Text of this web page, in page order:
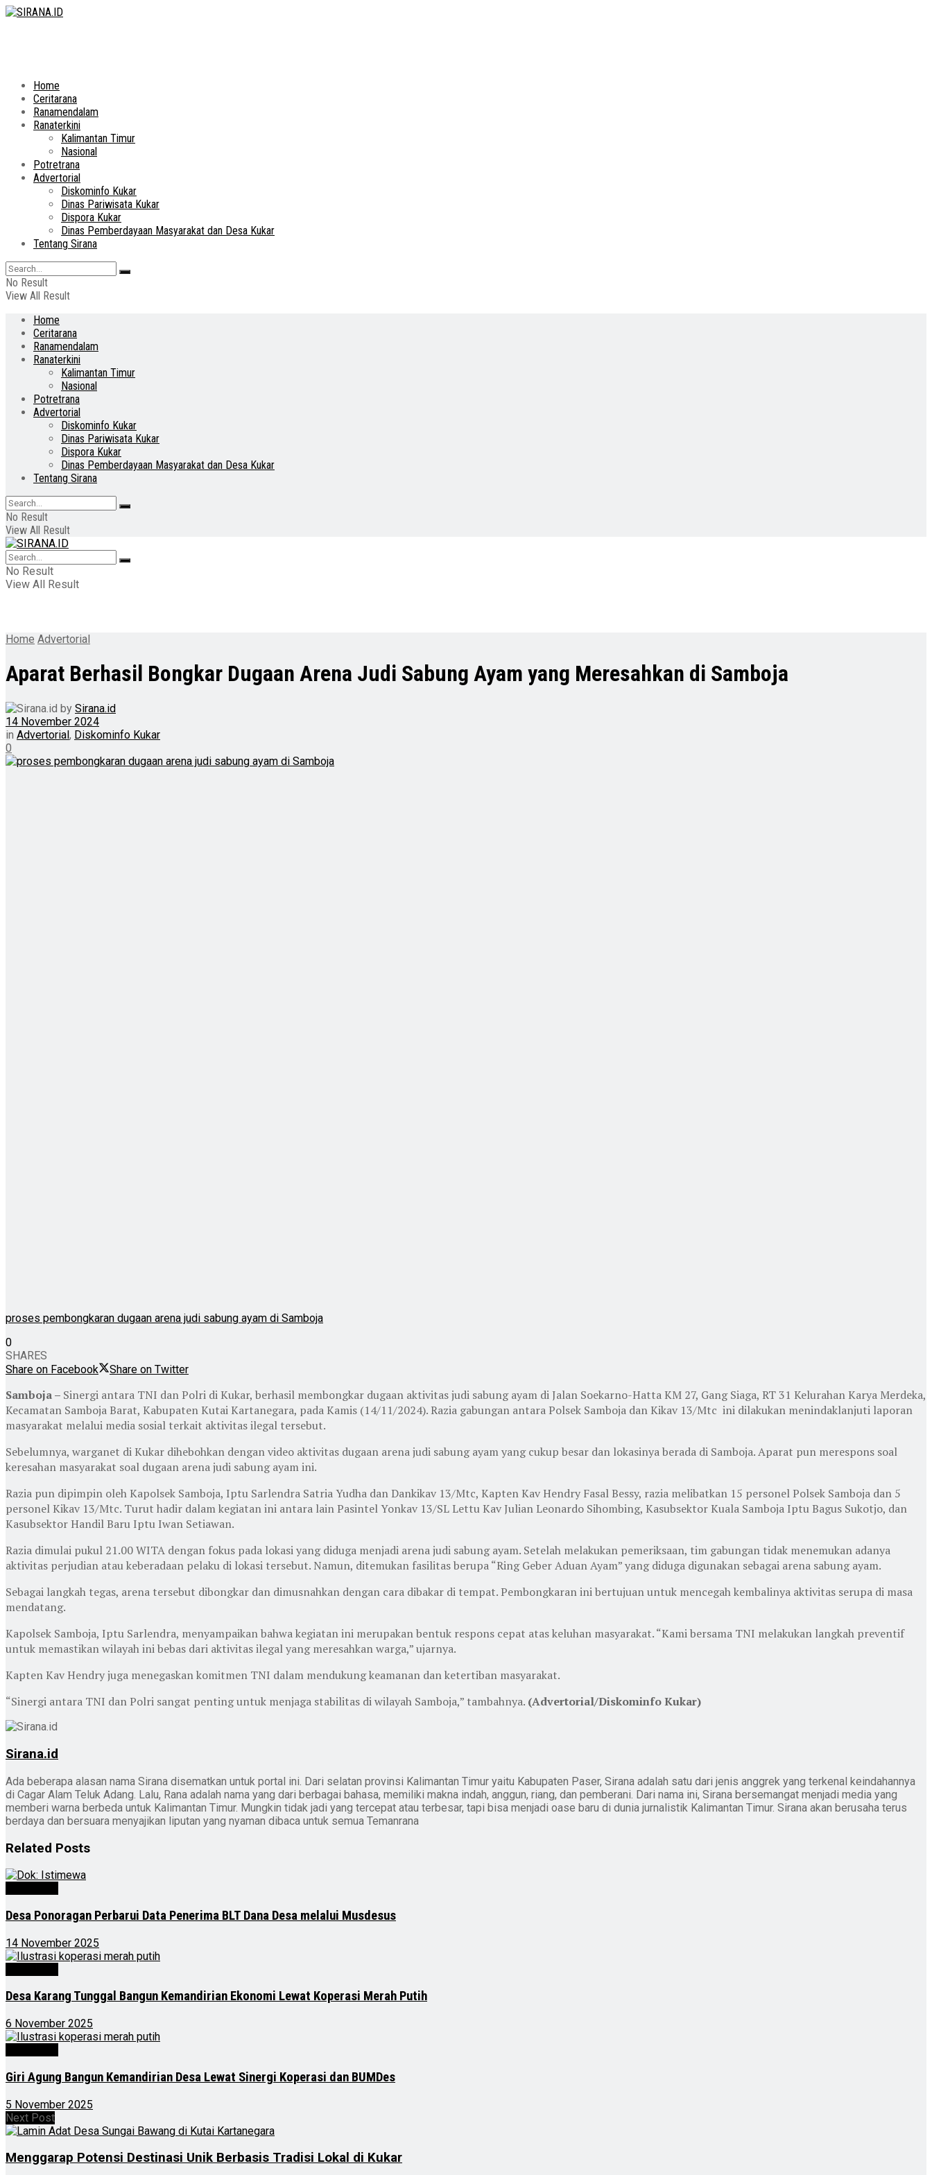
Home
Ceritarana
Ranamendalam
Ranaterkini
Kalimantan Timur
Nasional
Potretrana
Advertorial
Diskominfo Kukar
Dinas Pariwisata Kukar
Dispora Kukar
Dinas Pemberdayaan Masyarakat dan Desa Kukar
Tentang Sirana
No Result
View All Result
Home
Ceritarana
Ranamendalam
Ranaterkini
Kalimantan Timur
Nasional
Potretrana
Advertorial
Diskominfo Kukar
Dinas Pariwisata Kukar
Dispora Kukar
Dinas Pemberdayaan Masyarakat dan Desa Kukar
Tentang Sirana
No Result
View All Result
No Result
View All Result
Home Advertorial
Aparat Berhasil Bongkar Dugaan Arena Judi Sabung Ayam yang Meresahkan di Samboja
by Sirana.id
14 November 2024
in Advertorial, Diskominfo Kukar
0
proses pembongkaran dugaan arena judi sabung ayam di Samboja
0
SHARES
Share on Facebook
Share on Twitter
Samboja – Sinergi antara TNI dan Polri di Kukar, berhasil membongkar dugaan aktivitas judi sabung ayam di Jalan Soekarno-Hatta KM 27, Gang Siaga, RT 31 Kelurahan Karya Merdeka,
Kecamatan Samboja Barat, Kabupaten Kutai Kartanegara, pada Kamis (14/11/2024). Razia gabungan antara Polsek Samboja dan Kikav 13/Mtc ini dilakukan menindaklanjuti laporan
masyarakat melalui media sosial terkait aktivitas ilegal tersebut.
Sebelumnya, warganet di Kukar dihebohkan dengan video aktivitas dugaan arena judi sabung ayam yang cukup besar dan lokasinya berada di Samboja. Aparat pun merespons soal
keresahan masyarakat soal dugaan arena judi sabung ayam ini.
Razia pun dipimpin oleh Kapolsek Samboja, Iptu Sarlendra Satria Yudha dan Dankikav 13/Mtc, Kapten Kav Hendry Fasal Bessy, razia melibatkan 15 personel Polsek Samboja dan 5
personel Kikav 13/Mtc. Turut hadir dalam kegiatan ini antara lain Pasintel Yonkav 13/SL Lettu Kav Julian Leonardo Sihombing, Kasubsektor Kuala Samboja Iptu Bagus Sukotjo, dan
Kasubsektor Handil Baru Iptu Iwan Setiawan.
Razia dimulai pukul 21.00 WITA dengan fokus pada lokasi yang diduga menjadi arena judi sabung ayam. Setelah melakukan pemeriksaan, tim gabungan tidak menemukan adanya
aktivitas perjudian atau keberadaan pelaku di lokasi tersebut. Namun, ditemukan fasilitas berupa “Ring Geber Aduan Ayam” yang diduga digunakan sebagai arena sabung ayam.
Sebagai langkah tegas, arena tersebut dibongkar dan dimusnahkan dengan cara dibakar di tempat. Pembongkaran ini bertujuan untuk mencegah kembalinya aktivitas serupa di masa
mendatang.
Kapolsek Samboja, Iptu Sarlendra, menyampaikan bahwa kegiatan ini merupakan bentuk respons cepat atas keluhan masyarakat. “Kami bersama TNI melakukan langkah preventif
untuk memastikan wilayah ini bebas dari aktivitas ilegal yang meresahkan warga,” ujarnya.
Kapten Kav Hendry juga menegaskan komitmen TNI dalam mendukung keamanan dan ketertiban masyarakat.
“Sinergi antara TNI dan Polri sangat penting untuk menjaga stabilitas di wilayah Samboja,” tambahnya. (Advertorial/Diskominfo Kukar)
Sirana.id
Ada beberapa alasan nama Sirana disematkan untuk portal ini. Dari selatan provinsi Kalimantan Timur yaitu Kabupaten Paser, Sirana adalah satu dari jenis anggrek yang terkenal keindahannya
di Cagar Alam Teluk Adang. Lalu, Rana adalah nama yang dari berbagai bahasa, memiliki makna indah, anggun, riang, dan pemberani. Dari nama ini, Sirana bersemangat menjadi media yang
memberi warna berbeda untuk Kalimantan Timur. Mungkin tidak jadi yang tercepat atau terbesar, tapi bisa menjadi oase baru di dunia jurnalistik Kalimantan Timur. Sirana akan berusaha terus
berdaya dan bersuara menyajikan liputan yang nyaman dibaca untuk semua Temanrana
Related Posts
Desa Ponoragan Perbarui Data Penerima BLT Dana Desa melalui Musdesus
14 November 2025
Desa Karang Tunggal Bangun Kemandirian Ekonomi Lewat Koperasi Merah Putih
6 November 2025
Giri Agung Bangun Kemandirian Desa Lewat Sinergi Koperasi dan BUMDes
5 November 2025
Next Post
Menggarap Potensi Destinasi Unik Berbasis Tradisi Lokal di Kukar